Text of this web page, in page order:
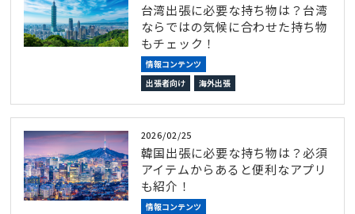
台湾出張に必要な持ち物は？台湾
ならではの気候に合わせた持ち物
もチェック！
情報コンテンツ
出張者向け
海外出張
2026/02/25
韓国出張に必要な持ち物は？必須
アイテムからあると便利なアプリ
も紹介！
情報コンテンツ